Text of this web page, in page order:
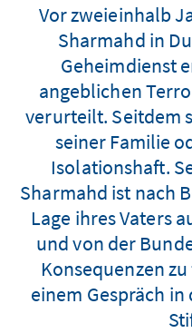
Vor zweieinhalb
Sharmahd in
Geheimdienst
angeblichen
verurteilt. Seitdem
seiner Familie
Isolationshaft.
Sharmahd ist nach
Lage ihres Vaters
und von der
Konsequenzen
einem Gespräch